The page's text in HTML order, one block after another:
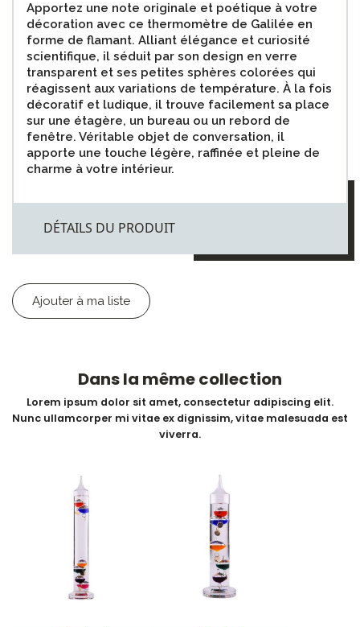
Apportez une note originale et poétique à votre
décoration avec ce thermomètre de Galilée en
forme de flamant. Alliant élégance et curiosité
scientifique, il séduit par son design en verre
transparent et ses petites sphères colorées qui
réagissent aux variations de température. À la fois
décoratif et ludique, il trouve facilement sa place
sur une étagère, un bureau ou un rebord de
fenêtre. Véritable objet de conversation, il
apporte une touche légère, raffinée et pleine de
charme à votre intérieur.
DÉTAILS DU PRODUIT
Ajouter à ma liste
Dans la même collection
Lorem ipsum dolor sit amet, consectetur adipiscing elit.
Nunc ullamcorper mi vitae ex dignissim, vitae malesuada est
viverra.